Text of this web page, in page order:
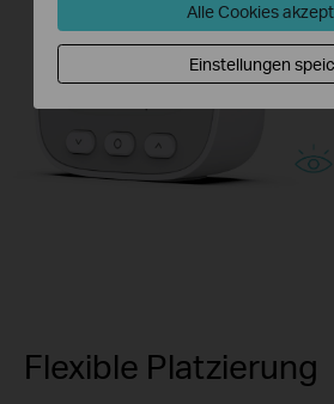
Flexible Platzierung
Alle Cookies
Einstellungen